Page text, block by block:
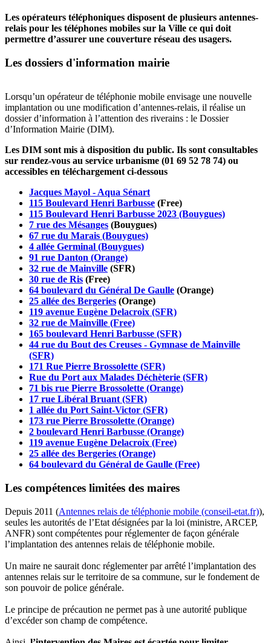
Les opérateurs téléphoniques disposent de plusieurs antennes-
relais pour les téléphones mobiles sur la Ville ce qui doit
permettre d’assurer une couverture réseau des usagers.
Les dossiers d'information mairie
Lorsqu’un opérateur de téléphonie mobile envisage une nouvelle
implantation ou une modification d’antennes-relais, il réalise un
dossier d’information à l’attention des riverains : le Dossier
d’Information Mairie (DIM).
Les DIM sont mis à disposition du public. Ils sont consultables
sur rendez-vous au service urbanisme (01 69 52 78 74) ou
accessibles en téléchargement ci-dessous
Jacques Mayol - Aqua Sénart
115 Boulevard Henri Barbusse (Free)
115 Boulevard Henri Barbusse 2023 (Bouygues)
7 rue des Mésanges (Bouygues)
67 rue du Marais (Bouygues)
4 allée Germinal (Bouygues)
91 rue Danton (Orange)
32 rue de Mainville (SFR)
30 rue de Ris (Free)
64 boulevard du Général De Gaulle (Orange)
25 allée des Bergeries (Orange)
119 avenue Eugène Delacroix (SFR)
32 rue de Mainville (Free)
165 boulevard Henri Barbusse (SFR)
44 rue du Bout des Creuses - Gymnase de Mainville
(SFR)
171 Rue Pierre Brossolette (SFR)
Rue du Port aux Malades Déchèterie (SFR)
71 bis rue Pierre Brossolette (Orange)
17 rue Libéral Bruant (SFR)
1 allée du Port Saint-Victor (SFR)
173 rue Pierre Brossolette (Orange)
2 boulevard Henri Barbusse (Orange)
119 avenue Eugène Delacroix (Free)
25 allée des Bergeries (Orange)
64 boulevard du Général de Gaulle (Free)
Les compétences limitées des maires
Depuis 2011 (Antennes relais de téléphonie mobile (conseil-etat.fr)),
seules les autorités de l’Etat désignées par la loi (ministre, ARCEP,
ANFR) sont compétentes pour réglementer de façon générale
l’implantation des antennes relais de téléphonie mobile.
Un maire ne saurait donc réglementer par arrêté l’implantation des
antennes relais sur le territoire de sa commune, sur le fondement de
son pouvoir de police générale.
Le principe de précaution ne permet pas à une autorité publique
d’excéder son champ de compétence.